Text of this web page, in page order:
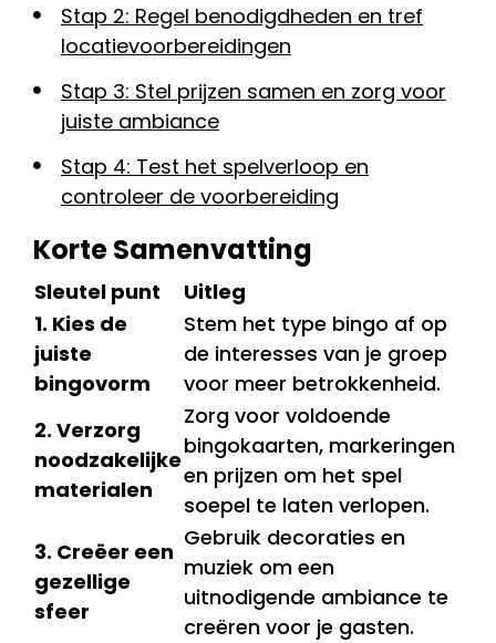
Stap 2: Regel benodigdheden en tref
locatievoorbereidingen
Stap 3: Stel prijzen samen en zorg voor
juiste ambiance
Stap 4: Test het spelverloop en
controleer de voorbereiding
Korte Samenvatting
Sleutel punt
Uitleg
1. Kies de
juiste
bingovorm
Stem het type bingo af op
de interesses van je groep
voor meer betrokkenheid.
2. Verzorg
noodzakelijke
materialen
Zorg voor voldoende
bingokaarten, markeringen
en prijzen om het spel
soepel te laten verlopen.
3. Creëer een
gezellige
sfeer
Gebruik decoraties en
muziek om een
uitnodigende ambiance te
creëren voor je gasten.